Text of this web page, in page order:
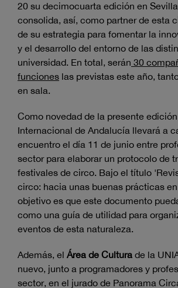
20 su decimocuarta edición en
consolida, así, como partner de esta
de su estrategia para fomentar la
y el desarrollo del entorno de las
universidad. En total, serán 30
funciones las previstas este año,
en sala.
Como novedad de la presente
Internacional de Andalucía llevará a
encuentro el día 11 de junio entre
sector para elaborar un protocolo de
festivales de circo. Bajo el título
circo: hacia unas buenas prácticas
objetivo es que este documento
como una guía de utilidad para
eventos de esta naturaleza.
Además, el Área de Cultura de la
nuevo, junto a programadores y
sector, en el jurado de Panorama